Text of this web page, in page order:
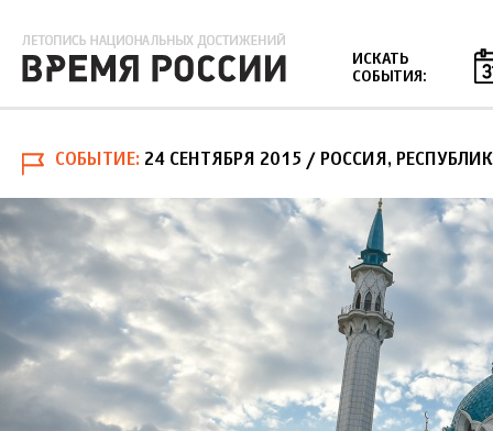
ИСКАТЬ
СОБЫТИЯ:
СОБЫТИЕ 24 СЕНТЯБРЯ 2015 / РОССИЯ,